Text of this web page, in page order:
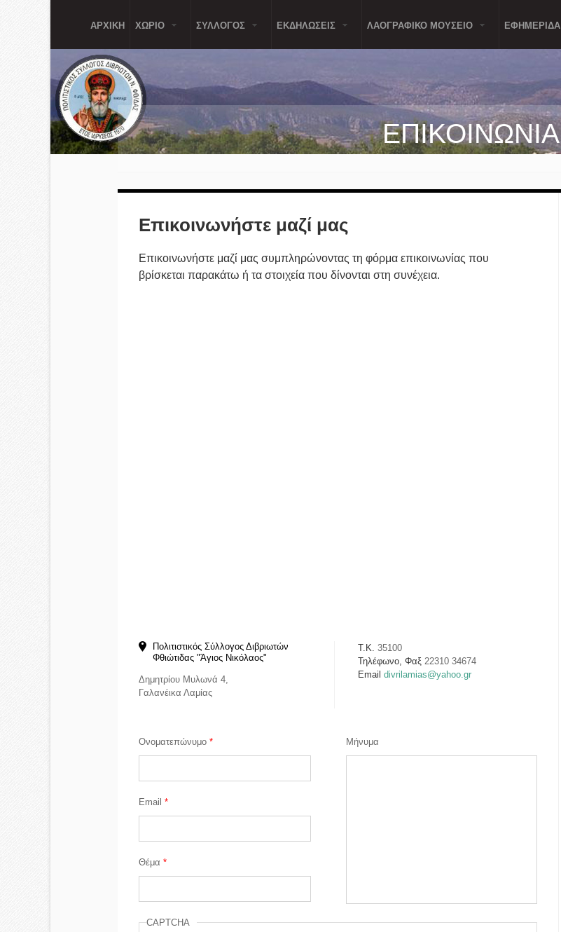
ΑΡΧΙΚΗ ΧΩΡΙΟ ΣΥΛΛΟΓΟΣ ΕΚΔΗΛΩΣΕΙΣ ΛΑΟΓΡΑΦΙΚΟ ΜΟΥΣΕΙΟ ΕΦΗΜΕΡΙΔΑ
ΕΠΙΚΟΙΝΩΝΙΑ
Επικοινωνήστε μαζί μας
Επικοινωνήστε μαζί μας συμπληρώνοντας τη φόρμα επικοινωνίας που
βρίσκεται παρακάτω ή τα στοιχεία που δίνονται στη συνέχεια.
Πολιτιστικός Σύλλογος Διβριωτών
Φθιώτιδας "Άγιος Νικόλαος"
Δημητρίου Μυλωνά 4,
Γαλανέικα Λαμίας
Τ.Κ. 35100
Τηλέφωνο, Φαξ22310 34674
Email divrilamias@yahoo.gr
Ονοματεπώνυμο *
Email *
Θέμα *
Μήνυμα
CAPTCHA